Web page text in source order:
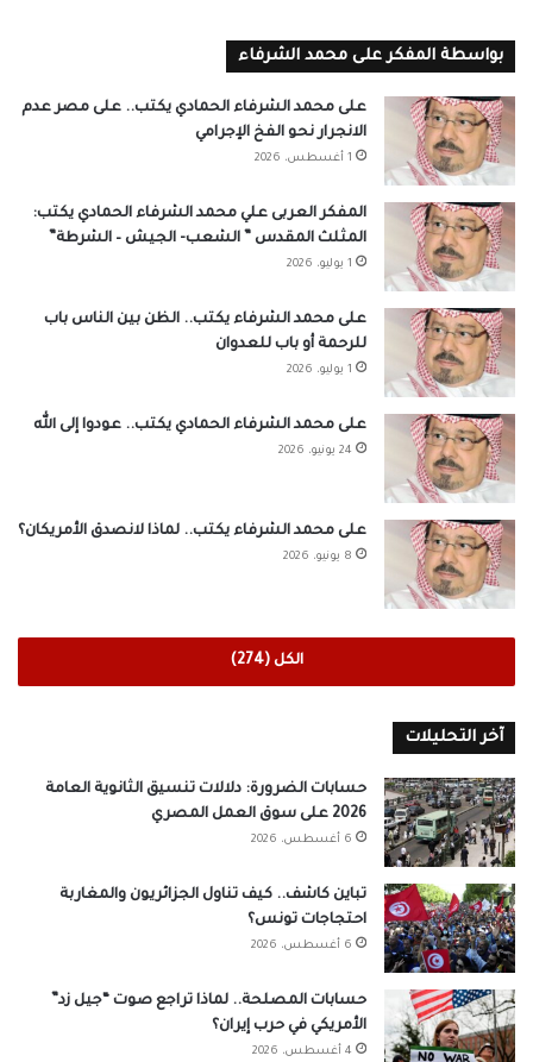
بواسطة المفكر على محمد الشرفاء
على محمد الشرفاء الحمادي يكتب.. على مصر عدم
الانجرار نحو الفخ الإجرامي
1 أغسطس، 2026
المفكر العربى علي محمد الشرفاء الحمادي يكتب:
المثلث المقدس ” الشعب- الجيش – الشرطة”
1 يوليو، 2026
على محمد الشرفاء يكتب.. الظن بين الناس باب
للرحمة أو باب للعدوان
1 يوليو، 2026
على محمد الشرفاء الحمادي يكتب.. عودوا إلى الله
24 يونيو، 2026
على محمد الشرفاء يكتب.. لماذا لانصدق الأمريكان؟
8 يونيو، 2026
الكل (274)
آخر التحليلات
حسابات الضرورة: دلالات تنسيق الثانوية العامة
2026 على سوق العمل المصري
6 أغسطس، 2026
تباين كاشف.. كيف تناول الجزائريون والمغاربة
احتجاجات تونس؟
6 أغسطس، 2026
حسابات المصلحة.. لماذا تراجع صوت “جيل زد”
الأمريكي في حرب إيران؟
4 أغسطس، 2026